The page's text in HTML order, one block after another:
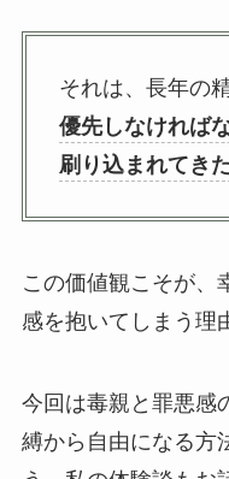
それは、長年の
優先しなければ
刷り込まれてき
この価値観こそが、
感を抱いてしまう理
今回は毒親と罪悪感
縛から自由になる方